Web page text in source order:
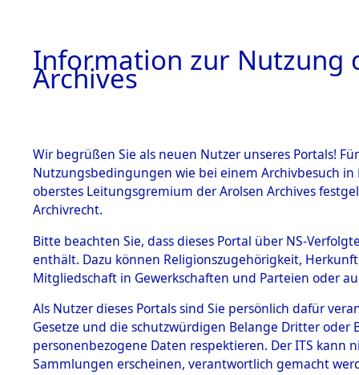
BESTÄNDE
1.
mente
5. Verschiedenes
5.3
Todesmärsche
Fronberg.
0042
Information zur Nutzung
Archives
Wir begrüßen Sie als neuen Nutzer unseres Portals!
Nutzungsbedingungen wie bei einem Archivbesuch
oberstes Leitungsgremium der Arolsen Archives
Archivrecht.
Bitte beachten Sie, dass dieses Portal über NS-
enthält. Dazu können Religionszugehörigkeit,
Mitgliedschaft in Gewerkschaften und Parteien oder
Als Nutzer dieses Portals sind Sie persönlich dafür
Gesetze und die schutzwürdigen Belange Dritter
personenbezogene Daten respektieren. Der ITS
Sammlungen erscheinen, verantwortlich gemacht